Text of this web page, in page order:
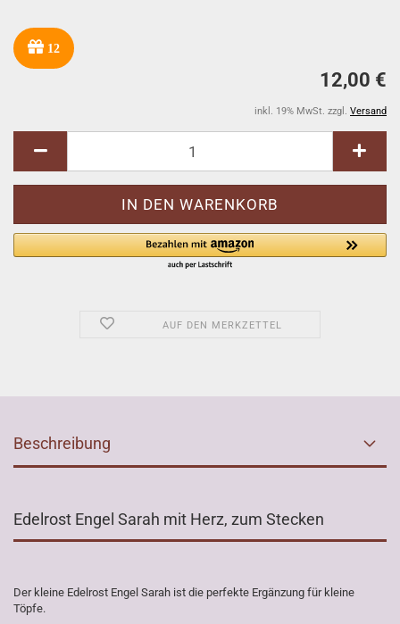
12
12,00 €
inkl. 19% MwSt. zzgl. Versand
AUF DEN MERKZETTEL
Beschreibung
Edelrost Engel Sarah mit Herz, zum Stecken
Der kleine Edelrost Engel Sarah ist die perfekte Ergänzung für kleine
Töpfe.